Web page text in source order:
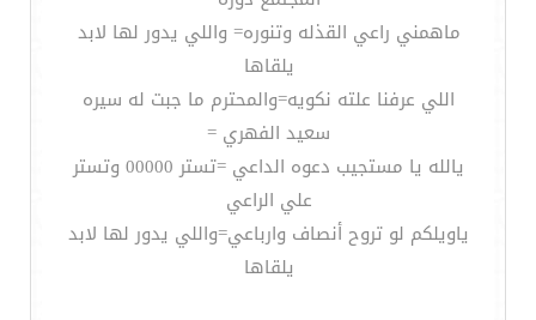
ماهمني راعي القذله وتنوره= واللي يدور لها لابد
يلقاها
اللي عرفنا علته نكويه=والمحترم ما جبت له سيره
سعيد الفهري =
يالله يا مستجيب دعوه الداعي =تستر 00000 وتستر
علي الراعي
ياويلكم لو تروح أنصاف وارباعي=واللي يدور لها لابد
يلقاها